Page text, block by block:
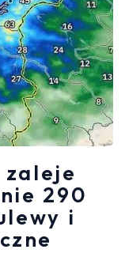
zaleje
290
i